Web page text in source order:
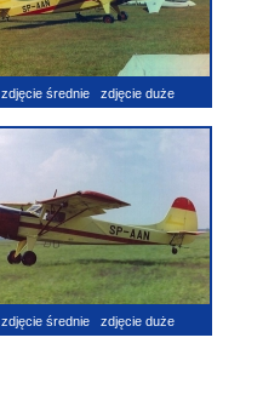
zdjęcie średnie zdjęcie duże
zdjęcie średnie zdjęcie duże